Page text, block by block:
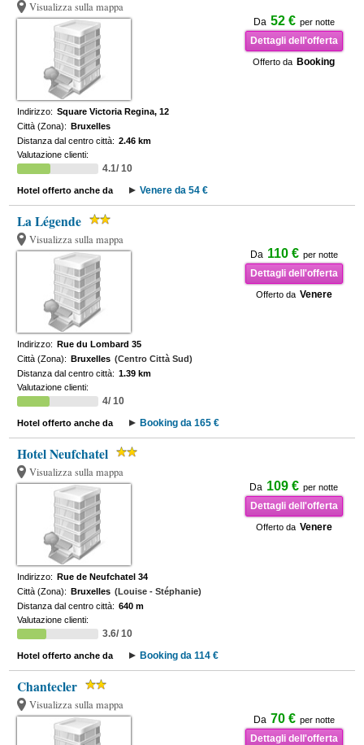
Visualizza sulla mappa
Da 52 € per notte
Dettagli dell'offerta
Offerto da Booking
Indirizzo: Square Victoria Regina, 12
Città (Zona): Bruxelles
Distanza dal centro città: 2.46 km
Valutazione clienti:
4.1/ 10
Hotel offerto anche da Venere da 54 €
La Légende
Visualizza sulla mappa
Da 110 € per notte
Dettagli dell'offerta
Offerto da Venere
Indirizzo: Rue du Lombard 35
Città (Zona): Bruxelles (Centro Città Sud)
Distanza dal centro città: 1.39 km
Valutazione clienti:
4/ 10
Hotel offerto anche da Booking da 165 €
Hotel Neufchatel
Visualizza sulla mappa
Da 109 € per notte
Dettagli dell'offerta
Offerto da Venere
Indirizzo: Rue de Neufchatel 34
Città (Zona): Bruxelles (Louise - Stéphanie)
Distanza dal centro città: 640 m
Valutazione clienti:
3.6/ 10
Hotel offerto anche da Booking da 114 €
Chantecler
Visualizza sulla mappa
Da 70 € per notte
Dettagli dell'offerta